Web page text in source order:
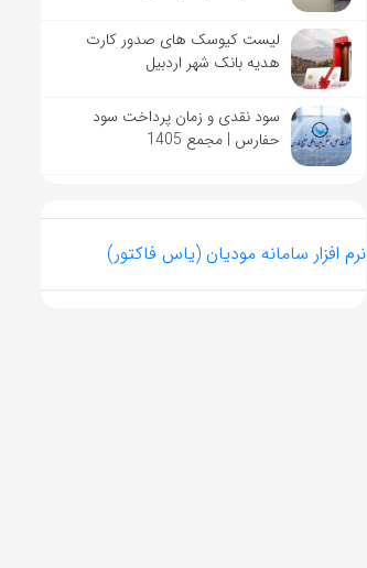
لیست کیوسک های صدور کارت
هدیه بانک شهر اردبیل
سود نقدی و زمان پرداخت سود
حفارس | مجمع 1405
نرم افزار سامانه مودیان (یاس فاکتور)